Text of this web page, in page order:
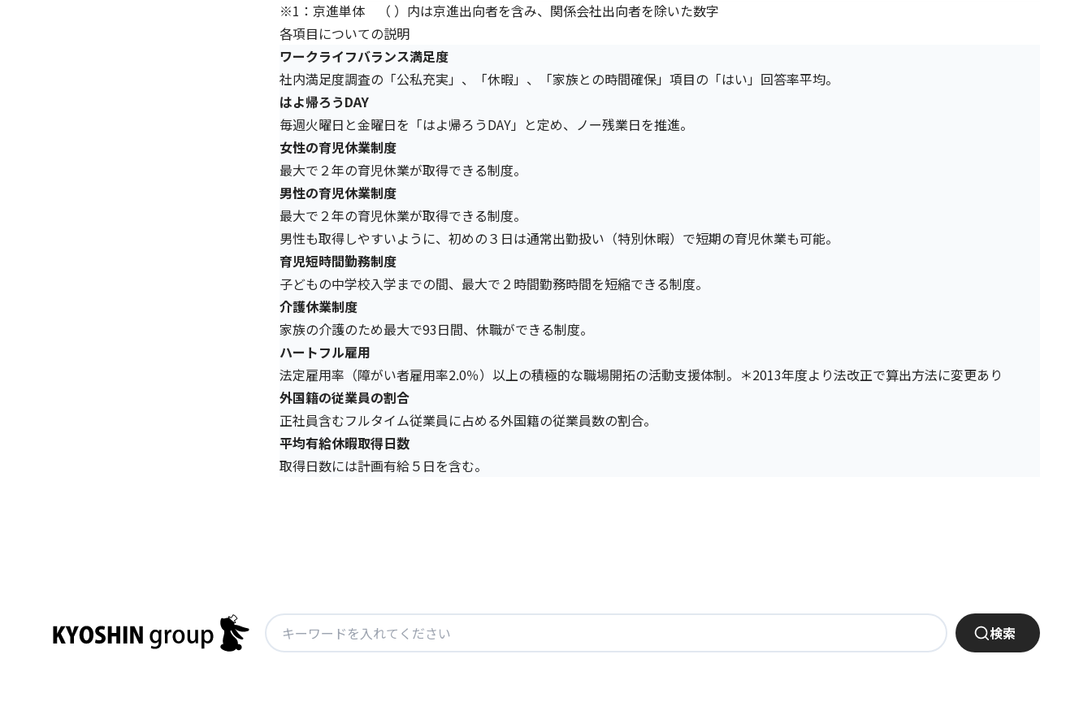
※1：京進単体 （ ）内は京進出向者を含み、関係会社出向者を除いた数字
各項目についての説明
ワークライフバランス満足度
社内満足度調査の「公私充実」、「休暇」、「家族との時間確保」項目の「はい」回答率平均。
はよ帰ろうDAY
毎週火曜日と金曜日を「はよ帰ろうDAY」と定め、ノー残業日を推進。
女性の育児休業制度
最大で２年の育児休業が取得できる制度。
男性の育児休業制度
最大で２年の育児休業が取得できる制度。
男性も取得しやすいように、初めの３日は通常出勤扱い（特別休暇）で短期の育児休業も可能。
育児短時間勤務制度
子どもの中学校入学までの間、最大で２時間勤務時間を短縮できる制度。
介護休業制度
家族の介護のため最大で93日間、休職ができる制度。
ハートフル雇用
法定雇用率（障がい者雇用率2.0％）以上の積極的な職場開拓の活動支援体制。＊2013年度より法改正で算出方法に変更あり
外国籍の従業員の割合
正社員含むフルタイム従業員に占める外国籍の従業員数の割合。
平均有給休暇取得日数
取得日数には計画有給５日を含む。
検
索:
検索